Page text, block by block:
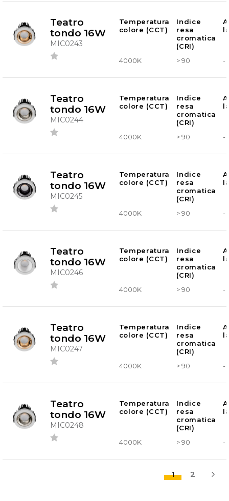
Teatro
tondo 16W
MIC0243
Temperatura
colore (CCT)
Indice
resa
cromatica
(CRI)
4000K > 90 -
Teatro
tondo 16W
MIC0244
Temperatura
colore (CCT)
Indice
resa
cromatica
(CRI)
4000K > 90 -
Teatro
tondo 16W
MIC0245
Temperatura
colore (CCT)
Indice
resa
cromatica
(CRI)
4000K > 90 -
Teatro
tondo 16W
MIC0246
Temperatura
colore (CCT)
Indice
resa
cromatica
(CRI)
4000K > 90 -
Teatro
tondo 16W
MIC0247
Temperatura
colore (CCT)
Indice
resa
cromatica
(CRI)
4000K > 90 -
Teatro
tondo 16W
MIC0248
Temperatura
colore (CCT)
Indice
resa
cromatica
(CRI)
4000K > 90 -
1 2